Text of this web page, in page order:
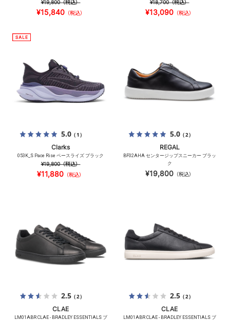
¥19,800（税込）
¥15,840（税込）
¥18,700（税込）
¥13,090（税込）
5.0（1）
Clarks
053K_S Pace Rise ペースライズ ブラック
¥19,800（税込）
¥11,880 （税込）
5.0（2）
REGAL
BF02AHA センタージップスニーカー ブラッ
ク
¥19,800（税込）
2.5（2）
CLAE
LM01ABR CLAE - BRADLEY ESSENTIALS ブ
2.5（2）
CLAE
LM01ABR CLAE - BRADLEY ESSENTIALS ブ